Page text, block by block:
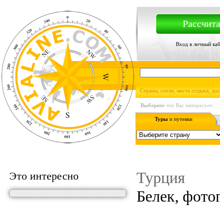
Вход в личный
Страны, отели, места отдыха,
Выберите что Вас интересует:
Туры и путевки
Это интересно
Турция
Белек,